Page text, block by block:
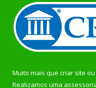
Muito mais que criar site ou
Realizamos uma